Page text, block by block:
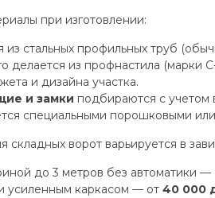
при изготовлении:
из стальных профильных труб
делается из профнастила (марки
и дизайна участка.
и замки подбираются с учетом
специальными порошковыми
складных ворот варьируется в
до 3 метров без автоматики
усиленным каркасом — от 40 000